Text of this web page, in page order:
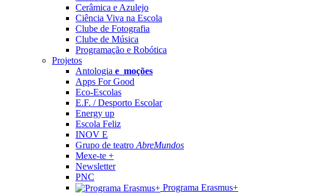
Cerâmica e Azulejo
Ciência Viva na Escola
Clube de Fotografia
Clube de Música
Programação e Robótica
Projetos
Antologia e_moções
Apps For Good
Eco-Escolas
E.F. / Desporto Escolar
Energy up
Escola Feliz
INOV E
Grupo de teatro AbreMundos
Mexe-te +
Newsletter
PNC
Programa Erasmus+